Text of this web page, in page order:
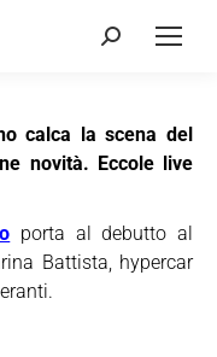
Cerca:
calca la scena del
novità. Eccole live
porta al debutto al
Battista, hypercar